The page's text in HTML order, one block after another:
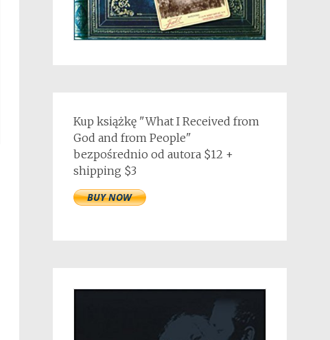
Kup książkę "What I Received from
God and from People"
bezpośrednio od autora $12 +
shipping $3